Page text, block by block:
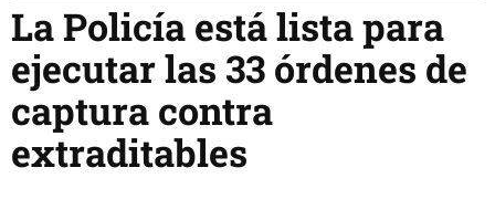
La Policía está lista para
ejecutar las 33 órdenes de
captura contra
extraditables